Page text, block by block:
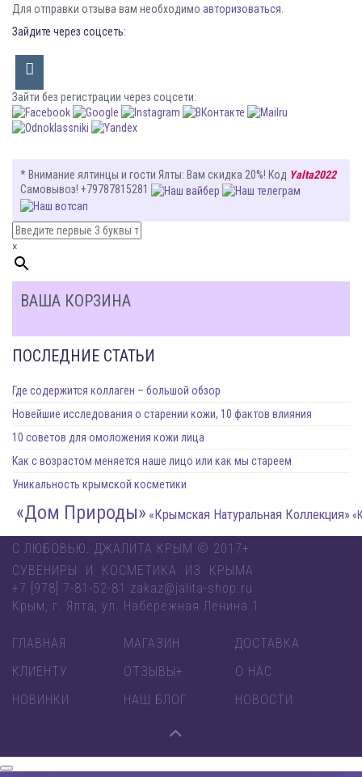
Для отправки отзыва вам необходимо авторизоваться
Зайдите через соцсеть:
Зайти без регистрации через соцсети:
* Внимание ялтинцы и гости Ялты: Вам скидка 20%! Код Yalta2022
Самовывоз! +79787815281
×
ВАША КОРЗИНА
ПОСЛЕДНИЕ СТАТЬИ
Где содержится коллаген – большой обзор
Новейшие исследования о старении кожи, 10 фактов влияния
10 советов для омоложения кожи лица
Как с возрастом меняется наше лицо или как мы стареем
Уникальность крымской косметики
«Дом Природы» «Крымская Натуральная Коллекция»
С ЛЮБОВЬЮ. ДЖАЛИТА КРЫМ © 2017+
СУВЕНИРЫ И КОСМЕТИКА ИЗ КРЫМА
+7 [978] 7-81-52-81 zakaz@jalita-shop.ru
Крым, г. Ялта, ул. Набережная Ленина 1
ГЛАВНАЯ МАГАЗИН
ДОСТАВКА
КЛИЕНТУ
ОТЗЫВЫ+
О НАС
НОВИНКИ
НАШ БЛОГ НОВОСТИ